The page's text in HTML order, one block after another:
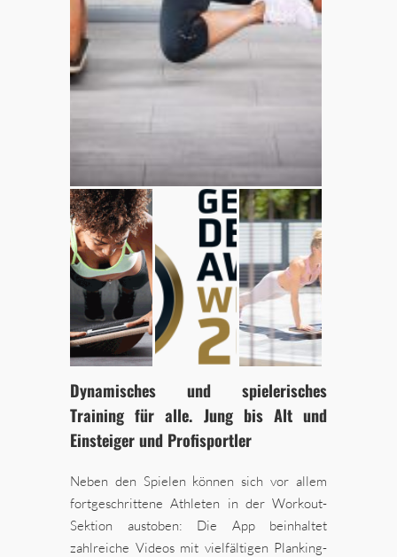
Dynamisches und spielerisches
Training für alle. Jung bis Alt und
Einsteiger und Profisportler
Neben den Spielen können sich vor allem
fortgeschrittene Athleten in der Workout-
Sektion austoben: Die App beinhaltet
zahlreiche Videos mit vielfältigen Planking-